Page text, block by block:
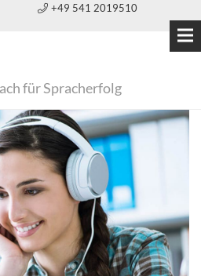
+49 541 2019510
für Spracherfolg